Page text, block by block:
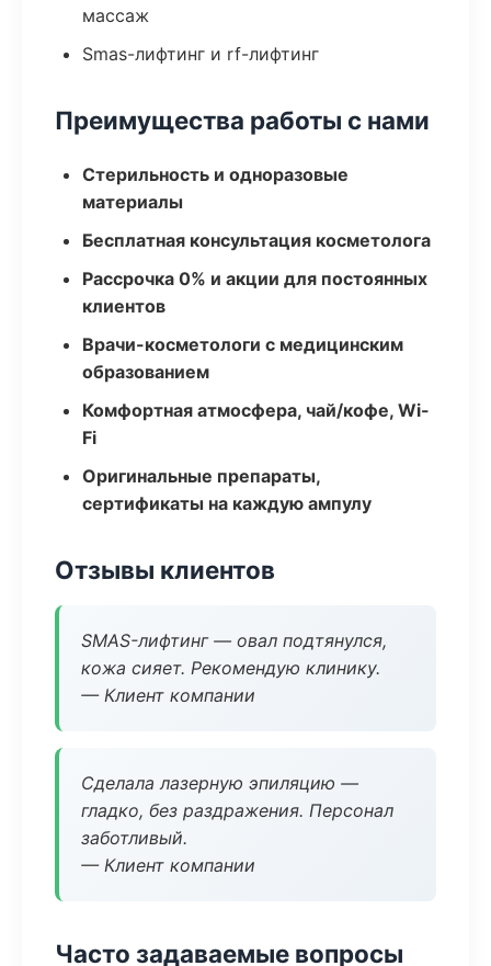
массаж
Smas-лифтинг и rf-лифтинг
Преимущества работы с нами
Стерильность и одноразовые
материалы
Бесплатная консультация косметолога
Рассрочка 0% и акции для постоянных
клиентов
Врачи-косметологи с медицинским
образованием
Комфортная атмосфера, чай/кофе, Wi-
Fi
Оригинальные препараты,
сертификаты на каждую ампулу
Отзывы клиентов
SMAS-лифтинг — овал подтянулся,
кожа сияет. Рекомендую клинику.
— Клиент компании
Сделала лазерную эпиляцию —
гладко, без раздражения. Персонал
заботливый.
— Клиент компании
Часто задаваемые вопросы